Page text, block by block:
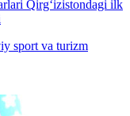
Qirg‘izistondagi ilk
sport va turizm